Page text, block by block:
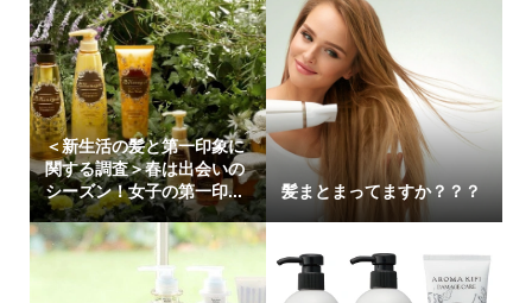
＜新生活の髪と第一印象に
関する調査＞春は出会いの
シーズン！女子の第一印...
髪まとまってますか？？？